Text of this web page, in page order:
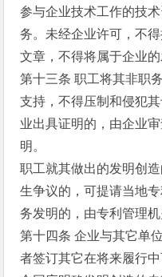
参与企业技术工作的技
务。未经企业许可，不
文章，不得将属于企业
第十三条 职工将其非职
支持，不得压制和侵犯
业出具证明的，由企业
明。
职工就其做出的发明创
生争议的，可提请当地
务发明的，由专利管理
第十四条 企业与其它单
者签订其它在将来履行